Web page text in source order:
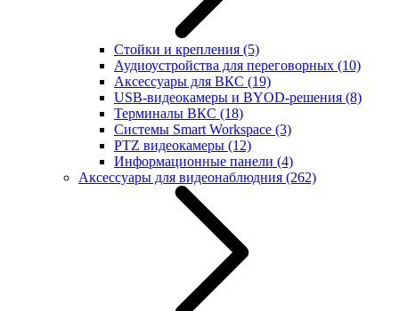
Стойки и крепления (5)
Аудиоустройства для переговорных (10)
Аксессуары для ВКС (19)
USB-видеокамеры и BYOD-решения (8)
Терминалы ВКС (18)
Системы Smart Workspace (3)
PTZ видеокамеры (12)
Информационные панели (4)
Аксессуары для видеонаблюдния (262)